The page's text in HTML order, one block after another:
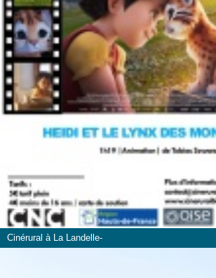
Cinérural à La Landelle-